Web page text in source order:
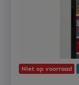
Niet op voorraad